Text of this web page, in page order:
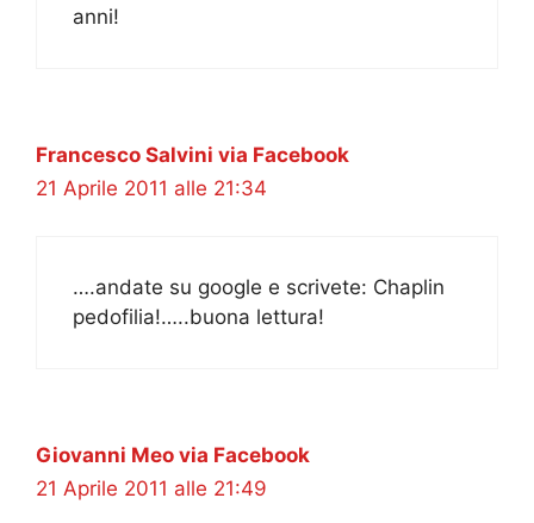
anni!
Francesco Salvini via Facebook
21 Aprile 2011 alle 21:34
….andate su google e scrivete: Chaplin
pedofilia!…..buona lettura!
Giovanni Meo via Facebook
21 Aprile 2011 alle 21:49